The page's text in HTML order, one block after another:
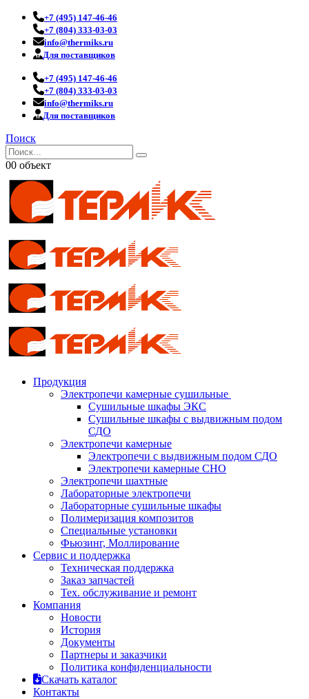
+7 (495) 147-46-46
+7 (804) 333-03-03
info@thermiks.ru
Для поставщиков
+7 (495) 147-46-46
+7 (804) 333-03-03
info@thermiks.ru
Для поставщиков
Поиск
00 объект
Продукция
Электропечи камерные сушильные
Сушильные шкафы ЭКС
Сушильные шкафы с выдвижным подом
СДО
Электропечи камерные
Электропечи с выдвижным подом СДО
Электропечи камерные СНО
Электропечи шахтные
Лабораторные электропечи
Лабораторные сушильные шкафы
Полимеризация композитов
Специальные установки
Фьюзинг, Моллирование
Сервис и поддержка
Техническая поддержка
Заказ запчастей
Тех. обслуживание и ремонт
Компания
Новости
История
Документы
Партнеры и заказчики
Политика конфиденциальности
Скачать каталог
Контакты